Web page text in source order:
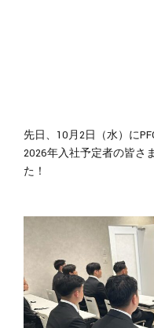
先日、10月2日（水）に
2026年入社予定者の皆さ
た！